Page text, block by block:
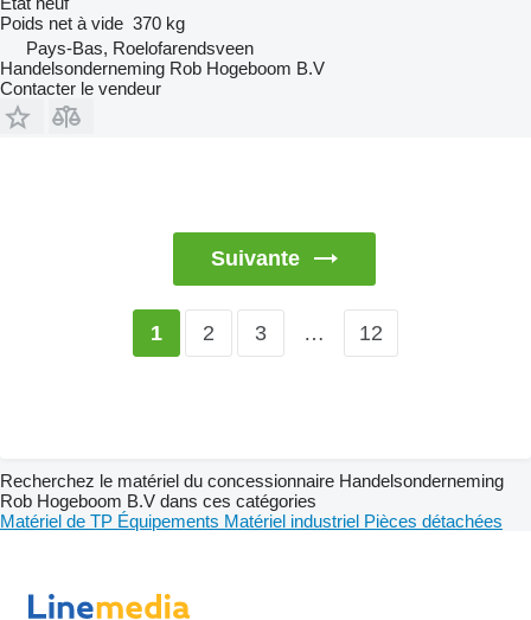
Poids net à vide 370 kg
Pays-Bas, Roelofarendsveen
Handelsonderneming Rob Hogeboom B.V
Contacter le vendeur
Suivante
1 2 3 … 12
Recherchez le matériel du concessionnaire Handelsonderneming
Rob Hogeboom B.V dans ces catégories
Matériel de TP Équipements Matériel industriel Pièces détachées